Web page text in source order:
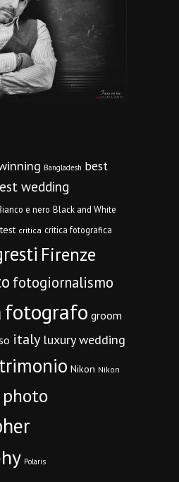
Bangladesh best
wedding
e nero Black and White
critica critica fotografica
Firenze
fotogiornalismo
fotografo groom
italy luxury wedding
Nikon Nikon
photo
Polaris